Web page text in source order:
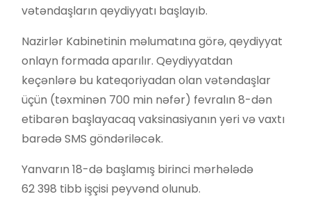
vətəndaşların qeydiyyatı başlayıb.
Nazirlər Kabinetinin məlumatına görə, qeydiyyat
onlayn formada aparılır. Qeydiyyatdan
keçənlərə bu kateqoriyadan olan vətəndaşlar
üçün (təxminən 700 min nəfər) fevralın 8-dən
etibarən başlayacaq vaksinasiyanın yeri və vaxtı
barədə SMS göndəriləcək.
Yanvarın 18-də başlamış birinci mərhələdə
62 398 tibb işçisi peyvənd olunub.